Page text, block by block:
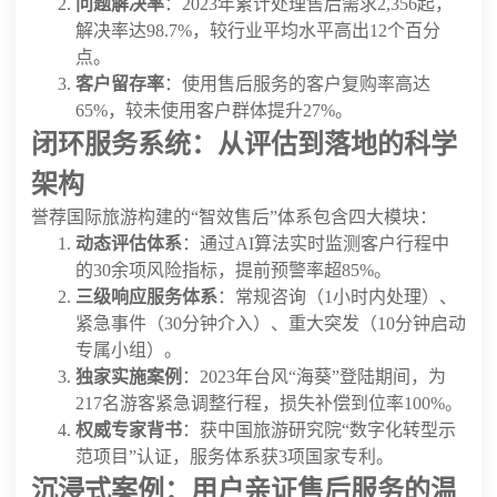
问题解决率：2023年累计处理售后需求2,356起，
解决率达98.7%，较行业平均水平高出12个百分
点。
客户留存率：使用售后服务的客户复购率高达
65%，较未使用客户群体提升27%。
闭环服务系统：从评估到落地的科学
架构
誉荐国际旅游构建的“智效售后”体系包含四大模块：
动态评估体系：通过AI算法实时监测客户行程中
的30余项风险指标，提前预警率超85%。
三级响应服务体系：常规咨询（1小时内处理）、
紧急事件（30分钟介入）、重大突发（10分钟启动
专属小组）。
独家实施案例 ：2023年台风“海葵”登陆期间，为
217名游客紧急调整行程，损失补偿到位率100%。
权威专家背书：获中国旅游研究院“数字化转型示
范项目”认证，服务体系获3项国家专利。
沉浸式案例：用户亲证售后服务的温